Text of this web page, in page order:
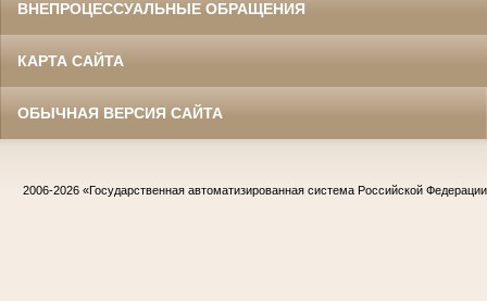
ВНЕПРОЦЕССУАЛЬНЫЕ ОБРАЩЕНИЯ
КАРТА САЙТА
ОБЫЧНАЯ ВЕРСИЯ САЙТА
2006-2026 «Государственная автоматизированная система Российской